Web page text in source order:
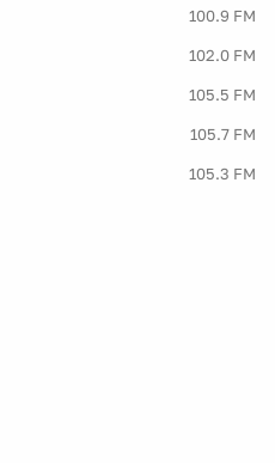
100.9 FM
102.0 FM
105.5 FM
105.7 FM
105.3 FM